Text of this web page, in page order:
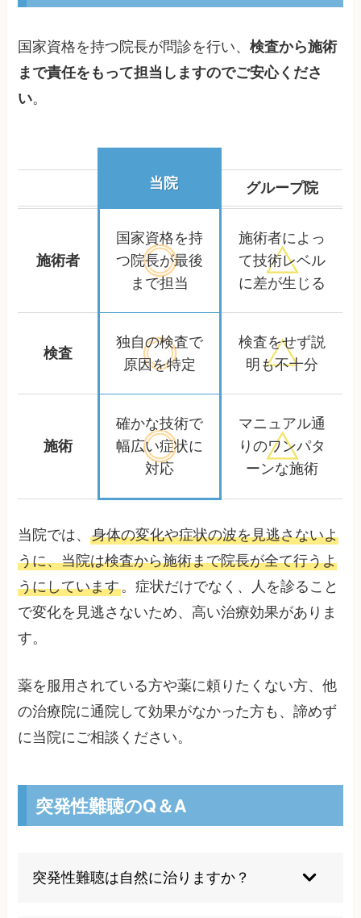
国家資格を持つ院長が問診を行い、検査から施術
まで責任をもって担当しますのでご安心くださ
い。
当院 グループ院
施術者
国家資格を持
つ院長が最後
まで担当
施術者によっ
て技術レベル
に差が生じる
検査
独自の検査で
原因を特定
検査をせず説
明も不十分
施術
確かな技術で
幅広い症状に
対応
マニュアル通
りのワンパタ
ーンな施術
当院では、身体の変化や症状の波を見逃さないよ
うに、当院は検査から施術まで院長が全て行うよ
うにしています。症状だけでなく、人を診ること
で変化を見逃さないため、高い治療効果がありま
す。
薬を服用されている方や薬に頼りたくない方、他
の治療院に通院して効果がなかった方も、諦めず
に当院にご相談ください。
突発性難聴のQ＆A
突発性難聴は自然に治りますか？